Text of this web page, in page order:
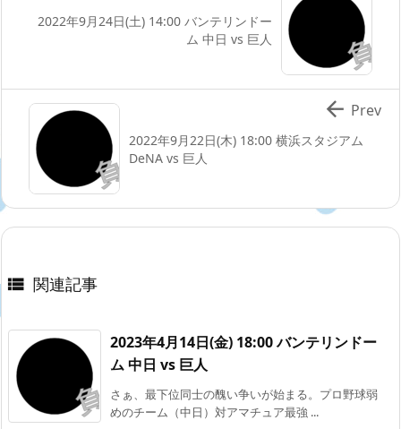
2022年9月24日(土) 14:00 バンテリンドー
ム 中日 vs 巨人
2022年9月22日(木) 18:00 横浜スタジアム
DeNA vs 巨人
 Prev
 関連記事
2023年4月14日(金) 18:00 バンテリンドー
ム 中日 vs 巨人
さぁ、最下位同士の醜い争いが始まる。プロ野球弱
めのチーム（中日）対アマチュア最強 ...